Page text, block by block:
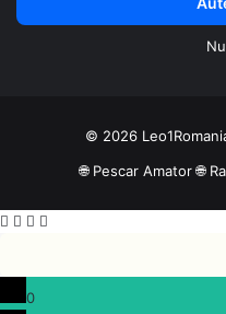
© 2026
🌐 Pescar Amator🌐
Facebook
Reddit
WhatsApp
0